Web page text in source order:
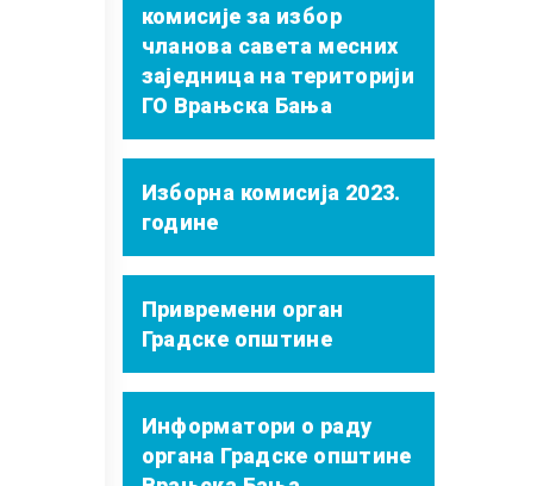
комисије за избор
чланова савета месних
заједница на територији
ГО Врањска Бања
Изборна комисија 2023.
године
Привремени орган
Градске општине
Информатори о раду
органа Градске општине